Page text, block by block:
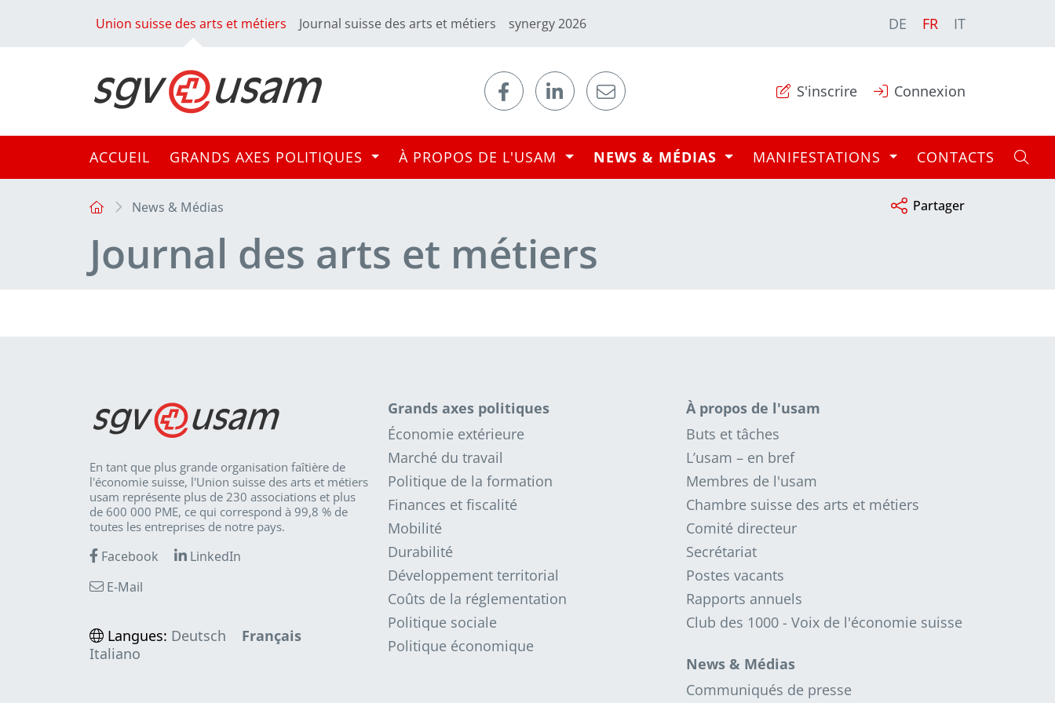
Union suisse des arts et métiers Journal suisse des arts et métiers synergy 2026 DE FR IT
S'inscrire Connexion
ACCUEIL GRANDS AXES POLITIQUES À PROPOS DE L'USAM NEWS & MÉDIAS MANIFESTATIONS CONTACTS
News & Médias Partager
Journal des arts et métiers
En tant que plus grande organisation faîtière de
l'économie suisse, l'Union suisse des arts et métiers
usam représente plus de 230 associations et plus
de 600 000 PME, ce qui correspond à 99,8 % de
toutes les entreprises de notre pays.
Facebook
LinkedIn
E-Mail
Langues: Deutsch
Français
Italiano
Grands axes politiques
Économie extérieure
Marché du travail
Politique de la formation
Finances et fiscalité
Mobilité
Durabilité
Développement territorial
Coûts de la réglementation
Politique sociale
Politique économique
À propos de l'usam
Buts et tâches
L’usam – en bref
Membres de l'usam
Chambre suisse des arts et métiers
Comité directeur
Secrétariat
Postes vacants
Rapports annuels
Club des 1000 - Voix de l'économie suisse
News & Médias
Communiqués de presse